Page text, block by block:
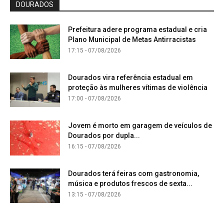
DOURADOS
Prefeitura adere programa estadual e cria
Plano Municipal de Metas Antirracistas
17:15 - 07/08/2026
Dourados vira referência estadual em
proteção às mulheres vítimas de violência
17:00 - 07/08/2026
Jovem é morto em garagem de veículos de
Dourados por dupla...
16:15 - 07/08/2026
Dourados terá feiras com gastronomia,
música e produtos frescos de sexta...
13:15 - 07/08/2026